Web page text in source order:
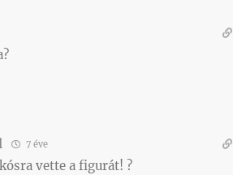
7 éve
vette a figurát! ?